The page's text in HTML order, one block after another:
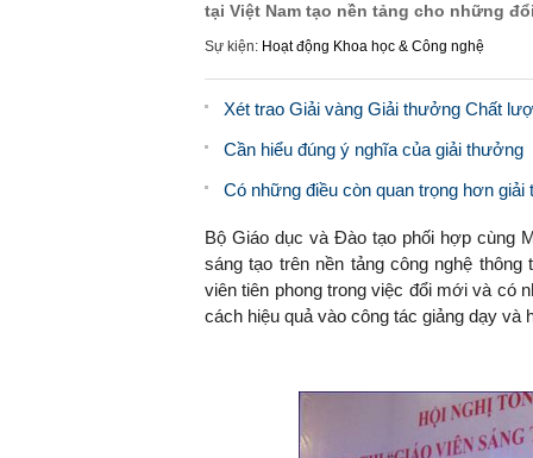
tại Việt Nam tạo nền tảng cho những
Sự kiện: Hoạt động Khoa học & Công nghệ
Xét trao Giải vàng Giải thưởng Chất
Cần hiểu đúng ý nghĩa của giải thưởng
Có những điều còn quan trọng hơn giải
Bộ Giáo dục và Đào tạo phối hợp cùng
sáng tạo trên nền tảng công nghệ
viên tiên phong trong việc đổi mới và có
cách hiệu quả vào công tác giảng dạy